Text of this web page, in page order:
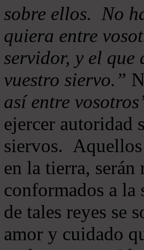
sobre ellos. No
quiera entre
servidor, y el que
vuestro siervo.”
así entre
ejercer autoridad
siervos. Aquellos
en la tierra,
conformados a la
de tales reyes se
amor y cuidado